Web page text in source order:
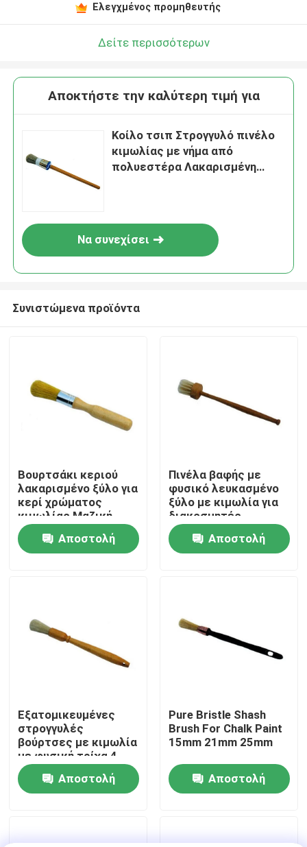
Προϊόντα
Σχετικά με εμάς
Ποιοτικός έλεγχος
Νέα
Όλες οι περιπτώσεις
Πινέλο βαφής σπιτιού
Βούρτσα συνθετικού νήματος
Ελεγχμένος προμηθευτής
Δείτε περισσότερων
Αποκτήστε την καλύτερη τιμή για
Κοίλο τσιπ Στρογγυλό πινέλο
κιμωλίας με νήμα από
πολυεστέρα Λακαρισμένη
Να συνεχίσει
Συνιστώμενα προϊόντα
Βουρτσάκι κεριού
λακαρισμένο ξύλο για
κερί χρώματος
κιμωλίας Μαζική
Αγορά
Αποστολή
Πινέλα βαφής με
φυσικό λευκασμένο
ξύλο με κιμωλία για
διακοσμητές
Αποστολή
Εξατομικευμένες
στρογγυλές
βούρτσες με κιμωλία
με φυσική τρίχα 4
ιντσών
Αποστολή
Pure Bristle Shash
Brush For Chalk Paint
15mm 21mm 25mm
Αποστολή